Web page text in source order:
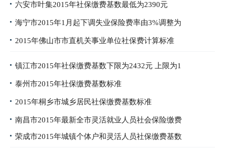
六安市叶集2015年社保缴费基数最低为2390元
海宁市2015年1月起下调失业保险费率由3%调整为
2015年佛山市市直机关事业单位社保费计算标准
镇江市2015年社保缴费基数下限为2432元 上限为1
泰州市2015年社保缴费基数标准
2015年桐乡市城乡居民社保缴费基数标准
南昌市2015年最新全市灵活就业人员社会保险缴费
荣成市2015年城镇个体户和灵活人员社保缴费基数